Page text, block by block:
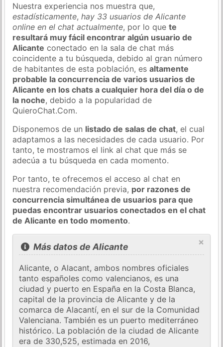
Nuestra experiencia nos muestra que,
estadísticamente,hay 33 usuarios de Alicante
online en el chat actualmente, por lo quete
resultará muy fácil encontrar algún usuario de
Alicante conectado en la sala de chat más
coincidente a tu búsqueda, debido al gran número
de habitantes de esta población, esaltamente
probable la concurrencia de varios usuarios de
Alicante en los chats a cualquier hora del día o de
la noche, debido a la popularidad de
QuieroChat.Com.
Disponemos de un listado de salas de chat, el cual
adaptamos a las necesidades de cada usuario. Por
tanto, te mostramos el link al chat que más se
adecúa a tu búsqueda en cada momento.
Por tanto, te ofrecemos el acceso al chat en
nuestra recomendación previa, por razones de
concurrencia simultánea de usuarios para que
puedas encontrar usuarios conectados en el chat
de Alicante en todo momento.
×
Más datos de Alicante
Alicante, o Alacant, ambos nombres oficiales
tanto españoles como valencianos, es una
ciudad y puerto en España en la Costa Blanca,
capital de la provincia de Alicante y de la
comarca de Alacantí, en el sur de la Comunidad
Valenciana. También es un puerto mediterráneo
histórico. La población de la ciudad de Alicante
era de 330,525, estimada en 2016,